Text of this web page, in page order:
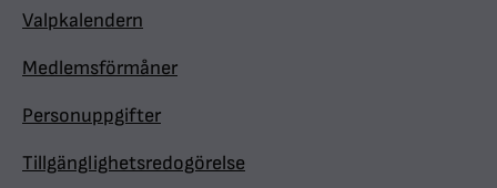
Valpkalendern
Medlemsförmåner
Personuppgifter
Tillgänglighetsredogörelse